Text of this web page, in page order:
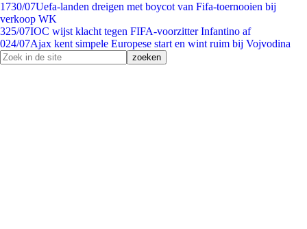
1730/07Uefa-landen dreigen met boycot van Fifa-toernooien bij
verkoop WK
325/07IOC wijst klacht tegen FIFA-voorzitter Infantino af
024/07Ajax kent simpele Europese start en wint ruim bij Vojvodina